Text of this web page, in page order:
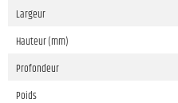
Largeur
Hauteur (mm)
Profondeur
Poids